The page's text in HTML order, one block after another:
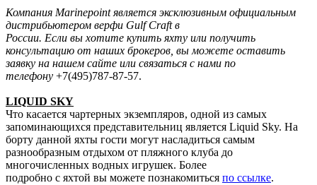
Компания Marinepoint является эксклюзивным официальным
дистрибьютером верфи Gulf Craft в
России. Если вы хотите купить яхту или получить
консультацию от наших брокеров, вы можете оставить
заявку на нашем сайте или связаться с нами по
телефону +7(495)787-87-57.
LIQUID SKY
Что касается чартерных экземпляров, одной из самых
запоминающихся представительниц является Liquid Sky. На
борту данной яхты гости могут насладиться самым
разнообразным отдыхом от пляжного клуба до
многочисленных водных игрушек. Более
подробно с яхтой вы можете познакомиться по ссылке.